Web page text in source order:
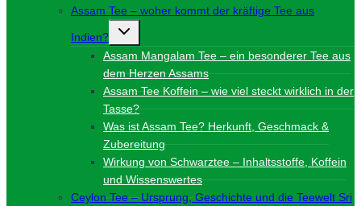
Assam Tee – woher kommt der kräftige Tee aus
Indien?
Untermenü
umschalten
Assam Mangalam Tee – ein besonderer Tee aus
dem Herzen Assams
Assam Tee Koffein – wie viel steckt wirklich in der
Tasse?
Was ist Assam Tee? Herkunft, Geschmack &
Zubereitung
Wirkung von Schwarztee – Inhaltsstoffe, Koffein
und Wissenswertes
Ceylon Tee – Ursprung, Geschichte und die Teewelt Sri